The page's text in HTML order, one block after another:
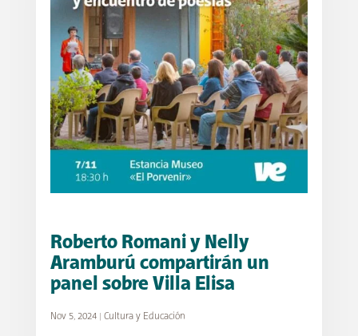
Roberto Romani y Nelly
Aramburú compartirán un
panel sobre Villa Elisa
Nov 5, 2024| Cultura y Educación